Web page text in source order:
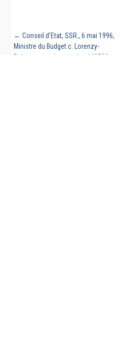
← Conseil d’Etat, SSR., 6 mai 1996,
Ministre du Budget c. Lorenzy-
Palanca, requête numéro 148503,